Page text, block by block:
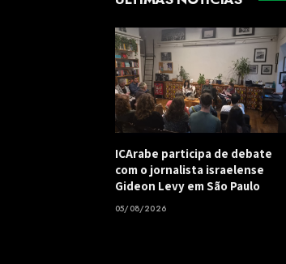
ICArabe participa de debate
com o jornalista israelense
Gideon Levy em São Paulo
05/08/2026